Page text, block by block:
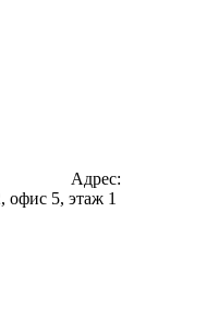
Адрес:
офис 5, этаж 1